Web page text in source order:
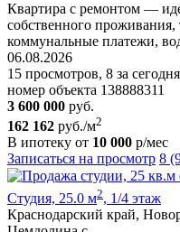
Квартира с ремонтом —
собственного проживания,
коммунальные платежи,
06.08.2026
15 просмотров, 8 за сегодня
номер объекта 138888311
3 600 000 руб.
162 162 руб./м2
В ипотеку от 10 000 р/мес
Записаться на просмотр 8
Студия, 25.0 м2, 1/4 этаж
Краснодарский край,